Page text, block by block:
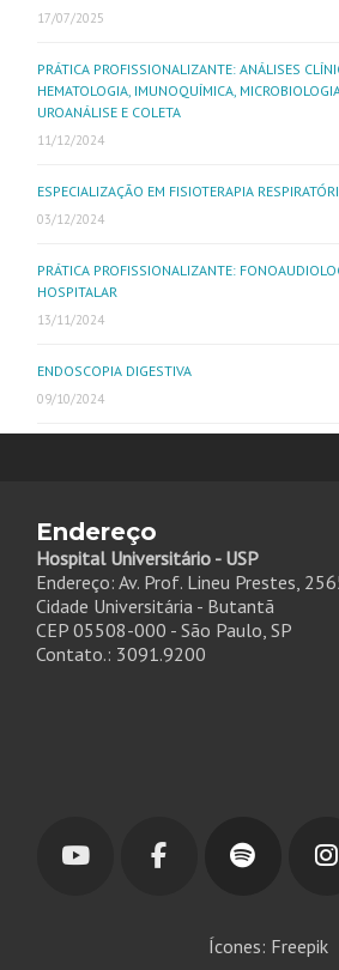
17/07/2025
PRÁTICA PROFISSIONALIZANTE: ANÁLISES
HEMATOLOGIA, IMUNOQUÍMICA,
UROANÁLISE E COLETA
11/12/2024
ESPECIALIZAÇÃO EM FISIOTERAPIA
03/12/2024
PRÁTICA PROFISSIONALIZANTE:
HOSPITALAR
13/11/2024
ENDOSCOPIA DIGESTIVA
09/10/2024
Endereço
Hospital Universitário - USP
Endereço: Av. Prof. Lineu Prestes,
Cidade Universitária - Butantã
CEP 05508-000 - São Paulo, SP
Contato.: 3091.9200
Ícones: Freepik